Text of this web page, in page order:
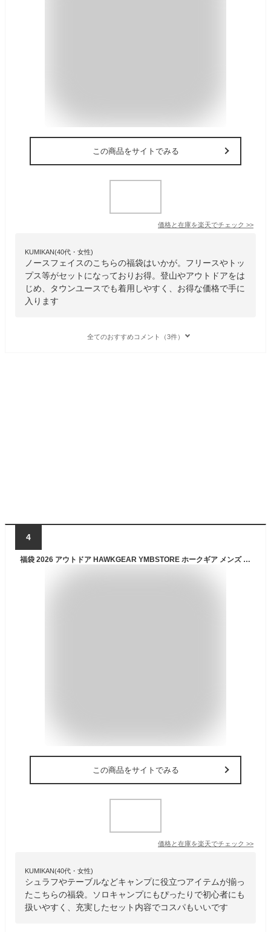
この商品をサイトでみる
価格と在庫を楽天でチェック >>
KUMIKAN(40代・女性)
ノースフェイスのこちらの福袋はいかが。フリースやトッ
プス等がセットになっておりお得。登山やアウトドアをは
じめ、タウンユースでも着用しやすく、お得な価格で手に
入ります
全てのおすすめコメント（3件）
4
福袋 2026 アウトドア HAWKGEAR YMBSTORE ホークギア メンズ レディース アウトドアチェア 寝袋 アウトドアテーブル バックパック シュラフ CB缶カバー 伸縮スツール キャンプ ソロキャンプ コンパクト軽量 お年玉
この商品をサイトでみる
価格と在庫を楽天でチェック >>
KUMIKAN(40代・女性)
シュラフやテーブルなどキャンプに役立つアイテムが揃っ
たこちらの福袋。ソロキャンプにもぴったりで初心者にも
扱いやすく、充実したセット内容でコスパもいいです